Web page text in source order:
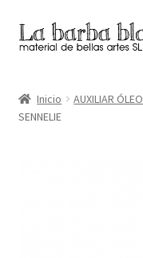
Ir
a
navegación
Ir
al
Carrito
Inicio AUXILIAR ÓLEO
SENNELIE